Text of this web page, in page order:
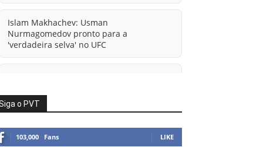
Islam Makhachev: Usman
Nurmagomedov pronto para a
'verdadeira selva' no UFC
informações sobre possível mudança
para o UFC após novas negociações.
Islam Makhachev: Há concorrentes
o PVT
103,000 Fans LIKE